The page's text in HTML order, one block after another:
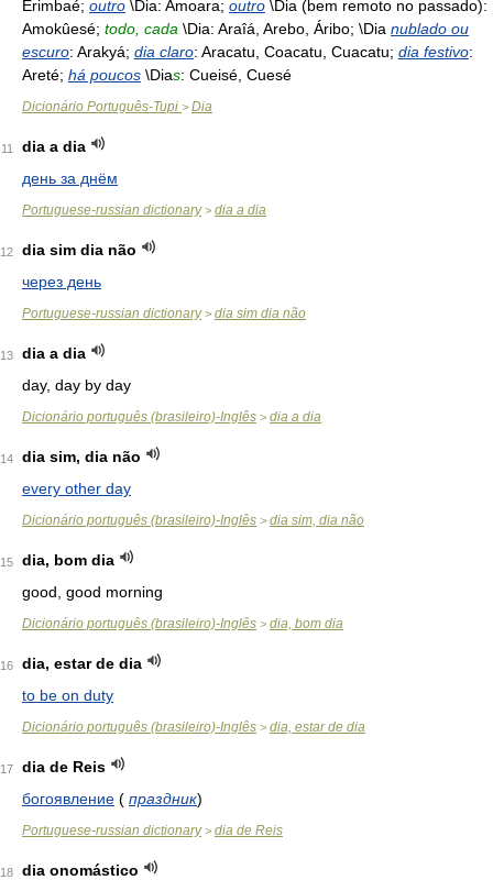
Erimbaé; outro \Dia: Amoara; outro \Dia (bem remoto no passado):
Amokûesé; todo, cada \Dia: Araîá, Arebo, Áribo; \Dia nublado ou
escuro: Arakyá; dia claro: Aracatu, Coacatu, Cuacatu; dia festivo:
Areté; há poucos \Dias: Cueisé, Cuesé
Dicionário Português-Tupi > Dia
11
dia a dia
день за днём
Portuguese-russian dictionary> dia a dia
12
dia sim dia não
через день
Portuguese-russian dictionary> dia sim dia não
13
dia a dia
day, day by day
Dicionário português (brasileiro)-Inglês > dia a dia
14
dia sim, dia não
every other day
Dicionário português (brasileiro)-Inglês > dia sim, dia não
15
dia, bom dia
good, good morning
Dicionário português (brasileiro)-Inglês > dia, bom dia
16
dia, estar de dia
to be on duty
Dicionário português (brasileiro)-Inglês > dia, estar de dia
17
dia de Reis
богоявление ( праздник)
Portuguese-russian dictionary> dia de Reis
18
dia onomástico